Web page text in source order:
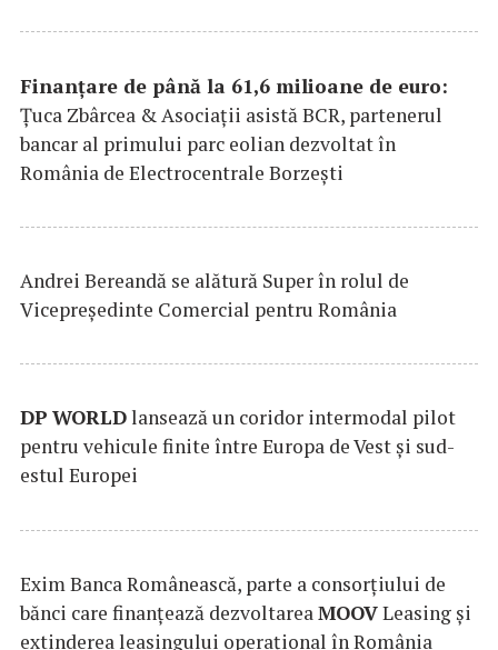
Finanțare de până la 61,6 milioane de euro:
Țuca Zbârcea & Asociații asistă BCR, partenerul
bancar al primului parc eolian dezvoltat în
România de Electrocentrale Borzești
Andrei Bereandă se alătură Super în rolul de
Vicepreședinte Comercial pentru România
DP WORLDlansează un coridor intermodal pilot
pentru vehicule finite între Europa de Vest și sud-
estul Europei
Exim Banca Românească, parte a consorțiului de
bănci care finanțează dezvoltareaMOOVLeasing și
extinderea leasingului operațional în România